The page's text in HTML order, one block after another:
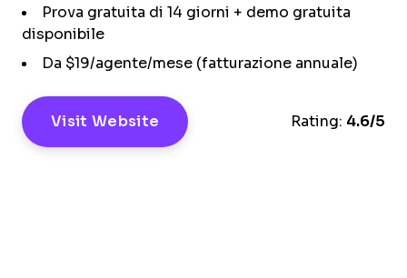
Prova gratuita di 14 giorni + demo gratuita
disponibile
Da $19/agente/mese (fatturazione annuale)
Visit Website Rating: 4.6/5